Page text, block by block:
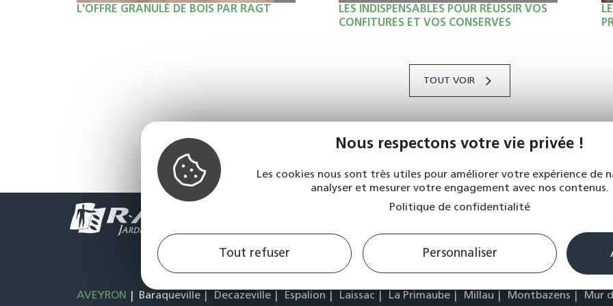
Maison
L'OFFRE GRANULÉ DE BOIS PAR RAGT Maison, Produits terroir
LES INDISPENSABLES POUR RÉUSSIR VOS
CONFITURES ET VOS CONSERVES
TOUT VOIR
PARTAGER: FACEBOOK TWITTER MESSENGER PLUS
Vos magasins
AVEYRON Baraqueville Decazeville Espalion Laissac La Primaube Millau Montbazens Mur
Nous respectons votre vie privée !
Les cookies nous sont très utiles pour améliorer votre expérience de
analyser et mesurer votre engagement avec nos contenus.
Politique de confidentialité
Personnaliser
Tout refuser